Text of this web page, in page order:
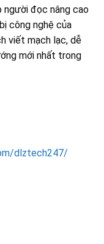
người đọc nâng cao
công nghệ của
viết mạch lạc, dễ
mới nhất trong
dlztech247/